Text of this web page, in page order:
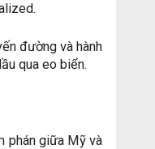
đường và hành
qua eo biển.
phán giữa Mỹ và